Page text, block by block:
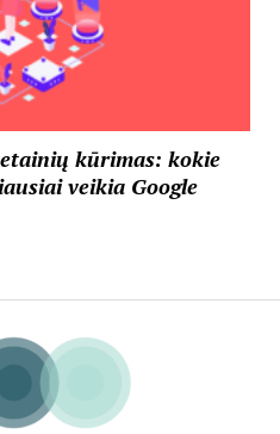
kūrimas: kokie
veikia Google